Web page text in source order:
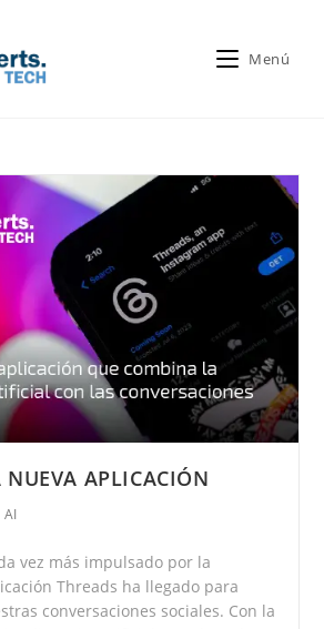
Menú
NUEVA APLICACIÓN
AI
vez más impulsado por la
Threads ha llegado para
conversaciones sociales. Con la